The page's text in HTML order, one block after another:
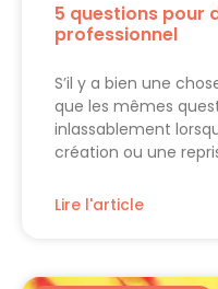
5 questions pour
professionnel
S’il y a bien une
que les mêmes
inlassablement
création ou une
Lire l'article